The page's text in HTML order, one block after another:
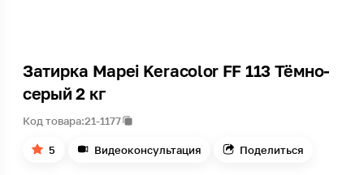
Затирка Mapei Keracolor FF 113 Тёмно-
серый 2 кг
Код товара:21-1177
5 Видеоконсультация Поделиться